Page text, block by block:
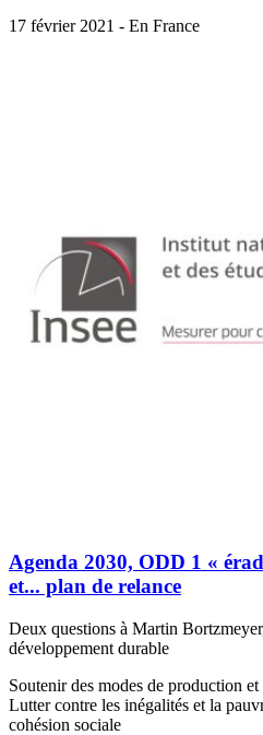
17 février 2021 - En France
Agenda 2030, ODD 1 «
et... plan de relance
Deux questions à Martin
développement durable
Soutenir des modes de production
Lutter contre les inégalités et la
cohésion sociale